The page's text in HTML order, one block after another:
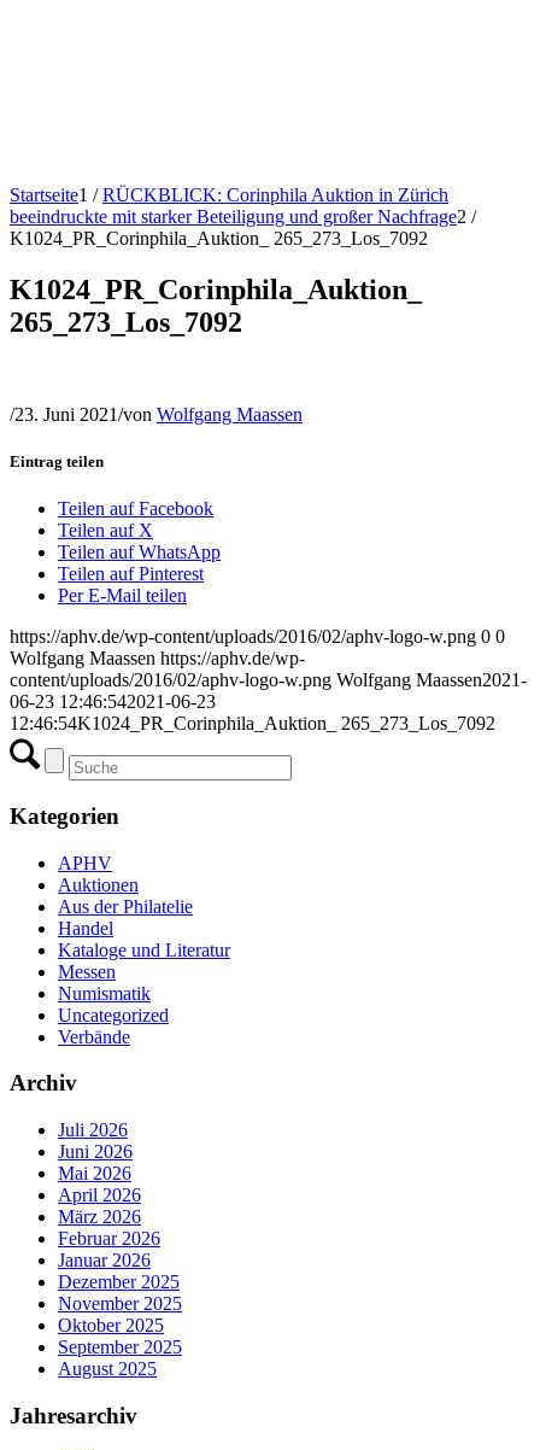
Startseite1 / RÜCKBLICK: Corinphila Auktion in Zürich
beeindruckte mit starker Beteiligung und großer Nachfrage2 /
K1024_PR_Corinphila_Auktion_ 265_273_Los_7092
K1024_PR_Corinphila_Auktion_
265_273_Los_7092
/23. Juni 2021/von Wolfgang Maassen
Eintrag teilen
Teilen auf Facebook
Teilen auf X
Teilen auf WhatsApp
Teilen auf Pinterest
Per E-Mail teilen
https://aphv.de/wp-content/uploads/2016/02/aphv-logo-w.png 0 0
Wolfgang Maassen https://aphv.de/wp-
content/uploads/2016/02/aphv-logo-w.png Wolfgang Maassen2021-
06-23 12:46:542021-06-23
12:46:54K1024_PR_Corinphila_Auktion_ 265_273_Los_7092
Kategorien
APHV
Auktionen
Aus der Philatelie
Handel
Kataloge und Literatur
Messen
Numismatik
Uncategorized
Verbände
Archiv
Juli 2026
Juni 2026
Mai 2026
April 2026
März 2026
Februar 2026
Januar 2026
Dezember 2025
November 2025
Oktober 2025
September 2025
August 2025
Jahresarchiv